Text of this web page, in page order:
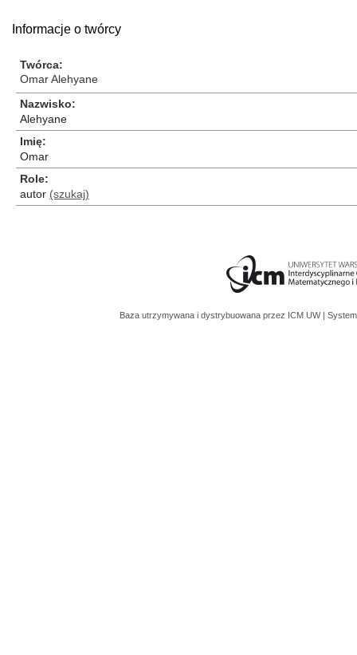
Informacje o twórcy
Twórca
Omar Alehyane
Nazwisko
Alehyane
Imię
Omar
Role
autor (szukaj)
Baza utrzymywana i dystrybuowana przez ICM UW |